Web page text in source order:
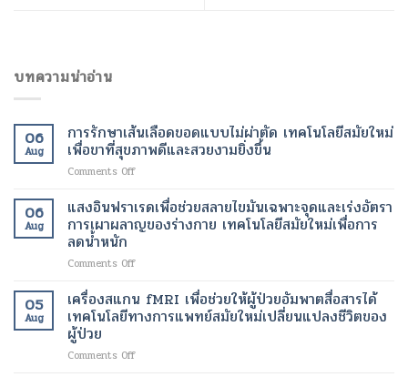
บทความน่าอ่าน
06
Aug
การรักษาเส้นเลือดขอดแบบไม่ผ่าตัด เทคโนโลยีสมัยใหม่
เพื่อขาที่สุขภาพดีและสวยงามยิ่งขึ้น
Comments Offon
รักษา
เส้นเลือด
ขอด
ไม่
เทคโนโลยี
สมัย
ใหม่
ขา
06
Aug
แสงอินฟราเรดเพื่อช่วยสลายไขมันเฉพาะจุดและเร่งอัตรา
การเผาผลาญของร่างกาย เทคโนโลยีสมัยใหม่เพื่อการ
ลดน้ำหนัก
Comments Offon
อินฟราเรด
เพื่อ
ช่วย
ไข
05
Aug
เครื่องสแกน fMRI เพื่อช่วยให้ผู้ป่วยอัมพาตสื่อสารได้
เทคโนโลยีทางการแพทย์สมัยใหม่เปลี่ยนแปลงชีวิตของ
ผู้ป่วย
Comments Offon